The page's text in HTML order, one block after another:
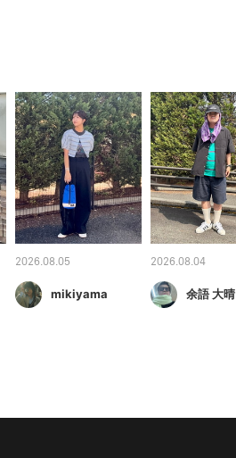
2026.08.05
mikiyama
2026.08.04
余語 大晴